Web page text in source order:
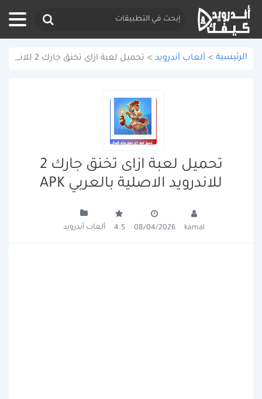
الرئيسية > ألعاب أندرويد > تحميل لعبة ازاى تخنق جارك 2 للاندرويد الاصلية بالعربي APK
تحميل لعبة ازاى تخنق جارك 2
للاندرويد الاصلية بالعربي APK
kamal
08/04/2026
4.5 ألعاب أندرويد